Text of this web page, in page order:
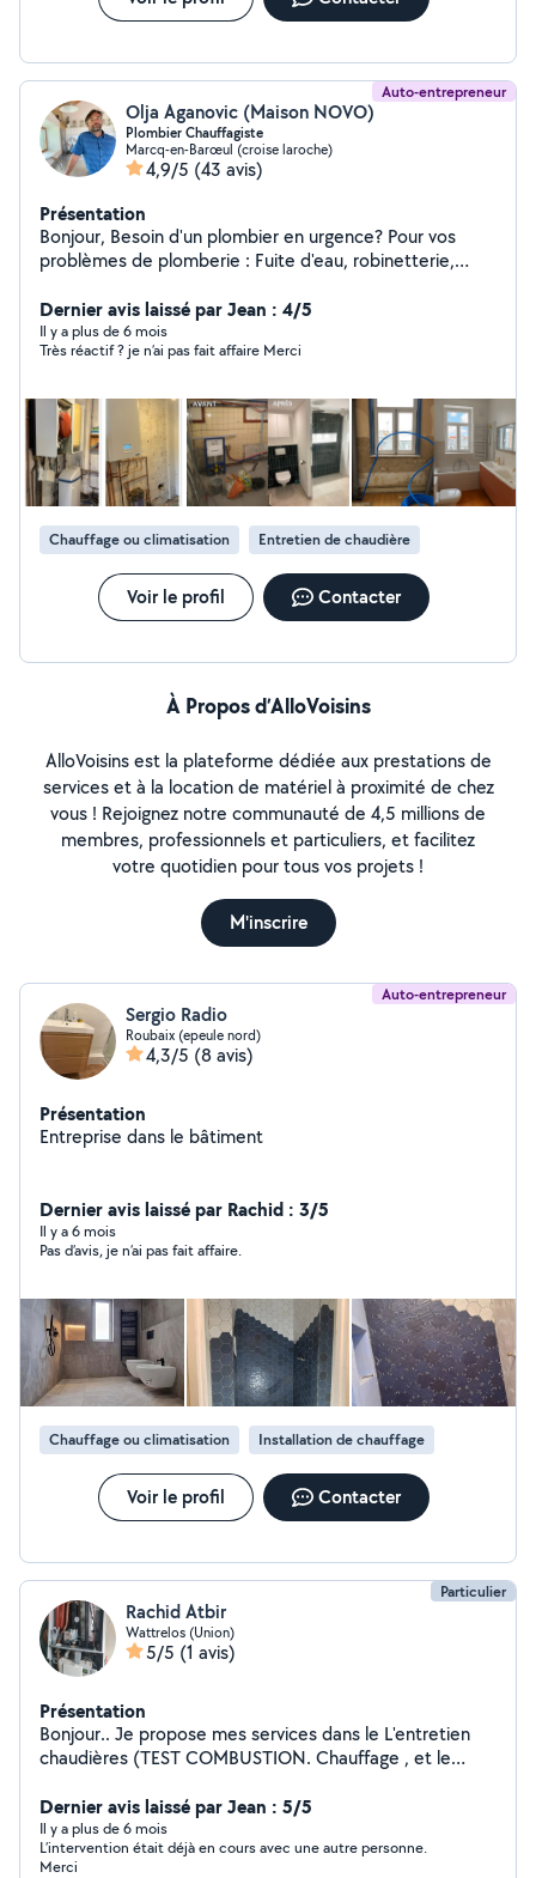
Auto-entrepreneur
Olja Aganovic (Maison NOVO)
Plombier Chauffagiste
Marcq-en-Barœul (croise laroche)
4,9/5 (43 avis)
Présentation
Bonjour, Besoin d'un plombier en urgence? Pour vos
problèmes de plomberie : Fuite d'eau, robinetterie,
Intervention rapide et expertise assurées J'interviens
pour un dépannage à domicile et pour vos installations
de cuisine, salle de bain et sanitaires Zone
Dernier avis laissé par Jean : 4/5
Il y a plus de 6 mois
Très réactif ? je n’ai pas fait affaire Merci
Chauffage ou climatisation Entretien de chaudière
Voir le profil Contacter
À Propos d’AlloVoisins
AlloVoisins est la plateforme dédiée aux prestations de
services et à la location de matériel à proximité de chez
vous ! Rejoignez notre communauté de 4,5 millions de
membres, professionnels et particuliers, et facilitez
votre quotidien pour tous vos projets !
M'inscrire
Auto-entrepreneur
Sergio Radio
Roubaix (epeule nord)
4,3/5 (8 avis)
Présentation
Entreprise dans le bâtiment
Dernier avis laissé par Rachid : 3/5
Il y a 6 mois
Pas d’avis, je n’ai pas fait affaire.
Chauffage ou climatisation Installation de chauffage
Voir le profil Contacter
Particulier
Rachid Atbir
Wattrelos (Union)
5/5 (1 avis)
Présentation
Bonjour.. Je propose mes services dans le L'entretien
chaudières (TEST COMBUSTION. Chauffage , et le
électronique. Réparation Smartphones.
Dernier avis laissé par Jean : 5/5
Il y a plus de 6 mois
L’intervention était déjà en cours avec une autre personne.
Merci